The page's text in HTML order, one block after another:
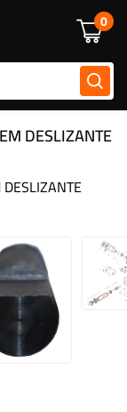
0
DESLIZANTE